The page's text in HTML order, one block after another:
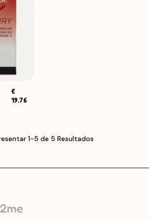
€
19.76
1-5 de 5 Resultados